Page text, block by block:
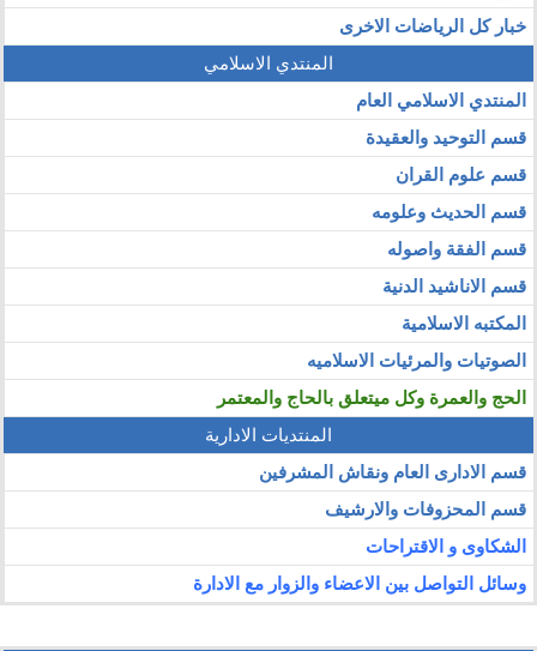
خبار كل الرياضات الاخرى
المنتدي الاسلامي
المنتدي الاسلامي العام
قسم التوحيد والعقيدة
قسم علوم القران
قسم الحديث وعلومه
قسم الفقة واصوله
قسم الاناشيد الدنية
المكتبه الاسلامية
الصوتيات والمرئيات الاسلاميه
الحج والعمرة وكل ميتعلق بالحاج والمعتمر
المنتديات الادارية
قسم الادارى العام ونقاش المشرفين
قسم المحزوفات والارشيف
الشكاوى و الاقتراحات
وسائل التواصل بين الاعضاء والزوار مع الادارة